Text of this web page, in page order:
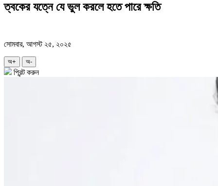
ত্বকের যত্নে যে ভুল করলে হতে পারে ক্ষতি
সোমবার, আগস্ট ২৫, ২০২৫
অ+ অ-
প্রিন্ট করুন